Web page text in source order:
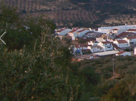
CABEZA LA VACA:
PUEBLO MÁGICO DE
ESPAÑA
Más Información